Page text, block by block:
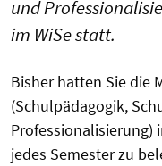
und
im WiSe statt.
Bisher hatten Sie die
(Schulpädagogik,
Professionalisierung)
jedes Semester zu